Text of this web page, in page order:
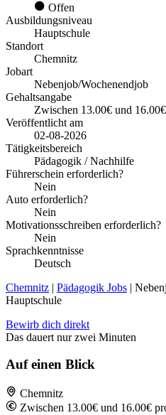
Offen
Ausbildungsniveau
Hauptschule
Standort
Chemnitz
Jobart
Nebenjob/Wochenendjob
Gehaltsangabe
Zwischen 13.00€ und
Veröffentlicht am
02-08-2026
Tätigkeitsbereich
Pädagogik / Nachhilfe
Führerschein erforderlich?
Nein
Auto erforderlich?
Nein
Motivationsschreiben erforderlich?
Nein
Sprachkenntnisse
Deutsch
Chemnitz | Pädagogik Jobs |
Hauptschule
Bewirb dich direkt
Das dauert nur zwei Minuten
Auf einen Blick
Chemnitz
Zwischen 13.00€ und 16.00€